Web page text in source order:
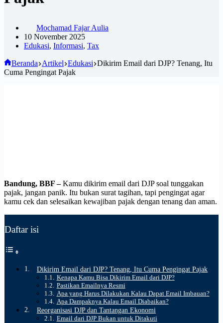
Mochamad Fajar Aulia
10 November 2025
Edukasi, Informasi, Tax
Beranda Artikel Edukasi Dikirim Email dari DJP? Tenang, Itu
Cuma Pengingat Pajak
Bandung, BBF –Kamu dikirim email dari DJP soal tunggakan
pajak, jangan panik. Itu bukan surat tagihan, tapi pengingat agar
kamu cek dan selesaikan kewajiban pajak dengan tenang dan aman.
Daftar isi
Dikirim Email dari DJP? Tenang, Itu Cuma Pengingat Pajak
Kenapa Kamu Bisa Dikirim Email dari DJP?
Pastikan Emailnya Resmi
Apa yang Harus Dilakukan Kalau Dapat Email Imbauan?
Apa Dampaknya Kalau Email Diabaikan?
Reorganisasi DJP dan Tantangan Ekonomi
Email dari DJP Bukan untuk Ditakuti